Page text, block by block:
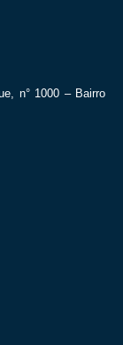
n° 1000 – Bairro